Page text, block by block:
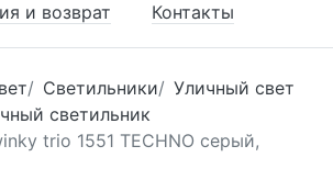
и возврат
Контакты
Светильники
Уличный свет
светильник
trio 1551 TECHNO серый,